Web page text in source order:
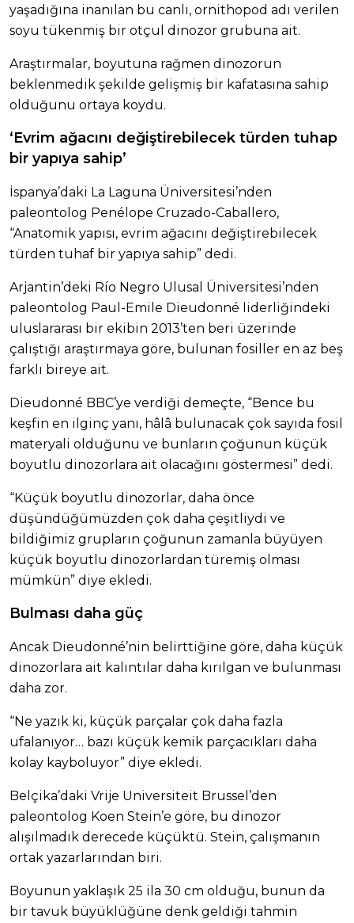
yaşadığına inanılan bu canlı, ornithopod adı verilen
soyu tükenmiş bir otçul dinozor grubuna ait.
Araştırmalar, boyutuna rağmen dinozorun
beklenmedik şekilde gelişmiş bir kafatasına sahip
olduğunu ortaya koydu.
‘Evrim ağacını değiştirebilecek türden tuhap
bir yapıya sahip’
İspanya’daki La Laguna Üniversitesi’nden
paleontolog Penélope Cruzado-Caballero,
“Anatomik yapısı, evrim ağacını değiştirebilecek
türden tuhaf bir yapıya sahip” dedi.
Arjantin’deki Río Negro Ulusal Üniversitesi’nden
paleontolog Paul-Emile Dieudonné liderliğindeki
uluslararası bir ekibin 2013’ten beri üzerinde
çalıştığı araştırmaya göre, bulunan fosiller en az beş
farklı bireye ait.
Dieudonné BBC’ye verdiği demeçte, “Bence bu
keşfin en ilginç yanı, hâlâ bulunacak çok sayıda fosil
materyali olduğunu ve bunların çoğunun küçük
boyutlu dinozorlara ait olacağını göstermesi” dedi.
“Küçük boyutlu dinozorlar, daha önce
düşündüğümüzden çok daha çeşitliydi ve
bildiğimiz grupların çoğunun zamanla büyüyen
küçük boyutlu dinozorlardan türemiş olması
mümkün” diye ekledi.
Bulması daha güç
Ancak Dieudonné’nin belirttiğine göre, daha küçük
dinozorlara ait kalıntılar daha kırılgan ve bulunması
daha zor.
“Ne yazık ki, küçük parçalar çok daha fazla
ufalanıyor… bazı küçük kemik parçacıkları daha
kolay kayboluyor” diye ekledi.
Belçika’daki Vrije Universiteit Brussel’den
paleontolog Koen Stein’e göre, bu dinozor
alışılmadık derecede küçüktü. Stein, çalışmanın
ortak yazarlarından biri.
Boyunun yaklaşık 25 ila 30 cm olduğu, bunun da
bir tavuk büyüklüğüne denk geldiği tahmin